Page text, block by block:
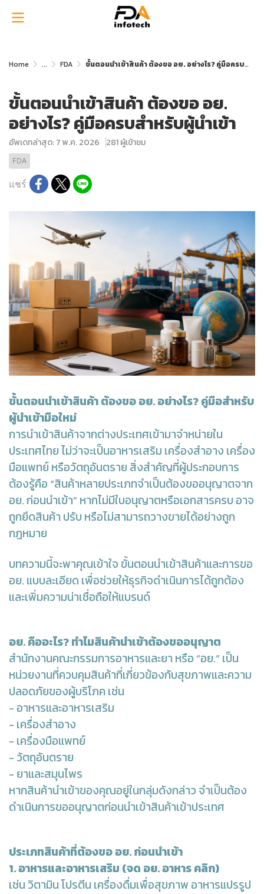
Home ... FDA ขั้นตอนนำเข้าสินค้า ต้องขอ อย. อย่างไร? คู่มือครบสำหรับผู้นำเข้า
ขั้นตอนนำเข้าสินค้า ต้องขอ อย.
อย่างไร? คู่มือครบสำหรับผู้นำเข้า
อัพเดทล่าสุด: 7 พ.ค. 2026 281 ผู้เข้าชม
FDA
แชร์
ขั้นตอนนำเข้าสินค้า ต้องขอ อย. อย่างไร? คู่มือสำหรับ
ผู้นำเข้ามือใหม่
การนำเข้าสินค้าจากต่างประเทศเข้ามาจำหน่ายใน
ประเทศไทย ไม่ว่าจะเป็นอาหารเสริม เครื่องสำอาง เครื่อง
มือแพทย์ หรือวัตถุอันตราย สิ่งสำคัญที่ผู้ประกอบการ
ต้องรู้คือ “สินค้าหลายประเภทจำเป็นต้องขออนุญาตจาก
อย. ก่อนนำเข้า” หากไม่มีใบอนุญาตหรือเอกสารครบ อาจ
ถูกยึดสินค้า ปรับ หรือไม่สามารถวางขายได้อย่างถูก
กฎหมาย
บทความนี้จะพาคุณเข้าใจ ขั้นตอนนำเข้าสินค้าและการขอ
อย. แบบละเอียด เพื่อช่วยให้ธุรกิจดำเนินการได้ถูกต้อง
และเพิ่มความน่าเชื่อถือให้แบรนด์
อย. คืออะไร? ทำไมสินค้านำเข้าต้องขออนุญาต
สำนักงานคณะกรรมการอาหารและยา หรือ “อย.” เป็น
หน่วยงานที่ควบคุมสินค้าที่เกี่ยวข้องกับสุขภาพและความ
ปลอดภัยของผู้บริโภค เช่น
- อาหารและอาหารเสริม
- เครื่องสำอาง
- เครื่องมือแพทย์
- วัตถุอันตราย
- ยาและสมุนไพร
หากสินค้านำเข้าของคุณอยู่ในกลุ่มดังกล่าว จำเป็นต้อง
ดำเนินการขออนุญาตก่อนนำเข้าสินค้าเข้าประเทศ
ประเภทสินค้าที่ต้องขอ อย. ก่อนนำเข้า
1. อาหารและอาหารเสริม (จด อย. อาหาร คลิก)
เช่น วิตามิน โปรตีน เครื่องดื่มเพื่อสุขภาพ อาหารแปรรูป